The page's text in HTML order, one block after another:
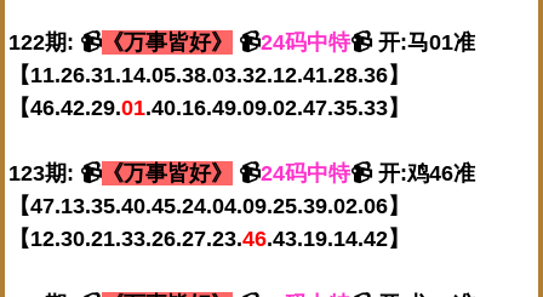
122期: 📹 《万事皆好》 📹24码中特📹 开:马01准
【11.26.31.14.05.38.03.32.12.41.28.36】
【46.42.29.01.40.16.49.09.02.47.35.33】
123期: 📹 《万事皆好》 📹24码中特📹 开:鸡46准
【47.13.35.40.45.24.04.09.25.39.02.06】
【12.30.21.33.26.27.23.46.43.19.14.42】